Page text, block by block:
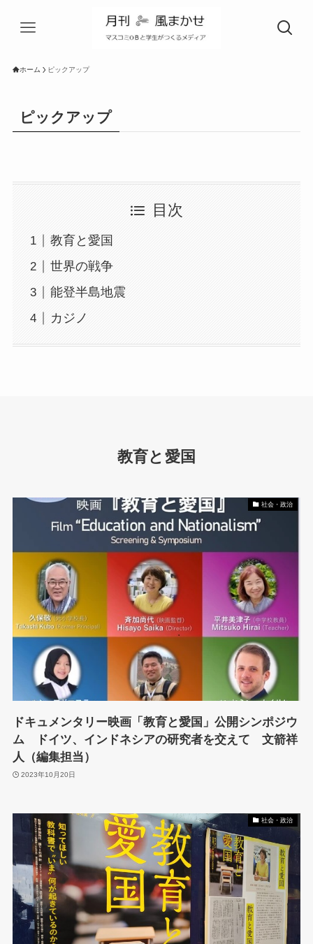
ホーム ピックアップ
ピックアップ
目次
教育と愛国
世界の戦争
能登半島地震
カジノ
教育と愛国
社会・政治
ドキュメンタリー映画「教育と愛国」公開シンポジウ
ム ドイツ、インドネシアの研究者を交えて 文箭祥
人（編集担当）
2023年10月20日
社会・政治